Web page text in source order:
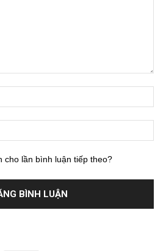
cho lần bình luận tiếp theo?